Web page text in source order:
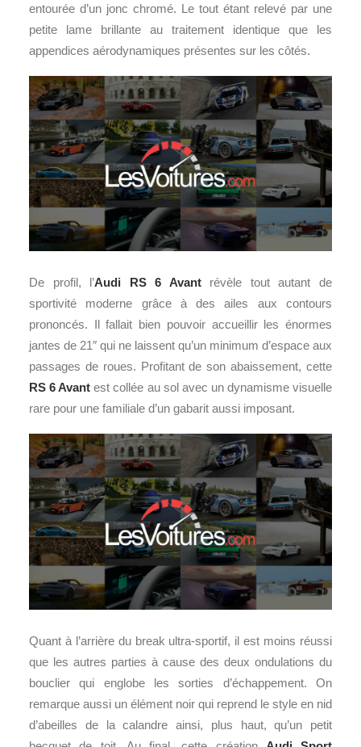
entourée d’un jonc chromé. Le tout étant relevé par une
petite lame brillante au traitement identique que les
appendices aérodynamiques présentes sur les côtés.
De profil, l’Audi RS 6 Avantrévèle tout autant de
sportivité moderne grâce à des ailes aux contours
prononcés. Il fallait bien pouvoir accueillir les énormes
jantes de 21″ qui ne laissent qu’un minimum d’espace aux
passages de roues. Profitant de son abaissement, cette
RS 6 Avant est collée au sol avec un dynamisme visuelle
rare pour une familiale d’un gabarit aussi imposant.
Quant à l’arrière du break ultra-sportif, il est moins réussi
que les autres parties à cause des deux ondulations du
bouclier qui englobe les sorties d’échappement. On
remarque aussi un élément noir qui reprend le style en nid
d’abeilles de la calandre ainsi, plus haut, qu’un petit